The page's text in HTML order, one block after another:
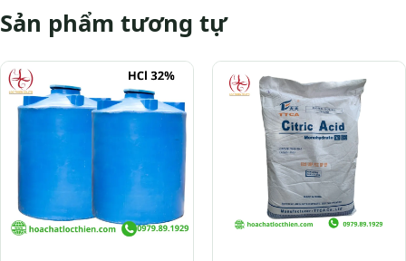
Sản phẩm tương tự